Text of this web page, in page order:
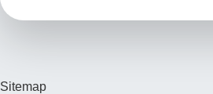
Sitemap